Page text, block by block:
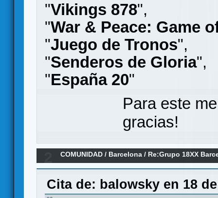
"Vikings 878",
"War & Peace: Game
"Juego de Tronos",
"Senderos de Gloria",
"España 20"
Para este
gracias!
COMUNIDAD / Barcelona / Re:Grupo 18XX
Cita de: balowsky en 18